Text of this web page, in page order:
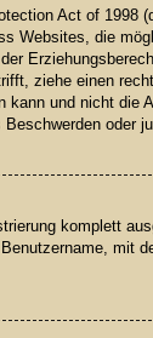
Act of
Websites, die
ziehe einen
und nicht
oder
komplett
mit